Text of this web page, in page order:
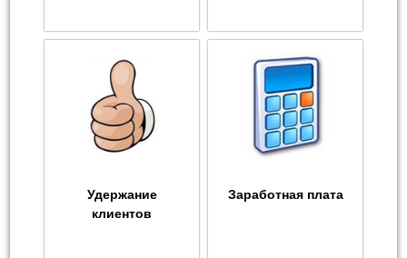
Удержание
клиентов
Заработная плата